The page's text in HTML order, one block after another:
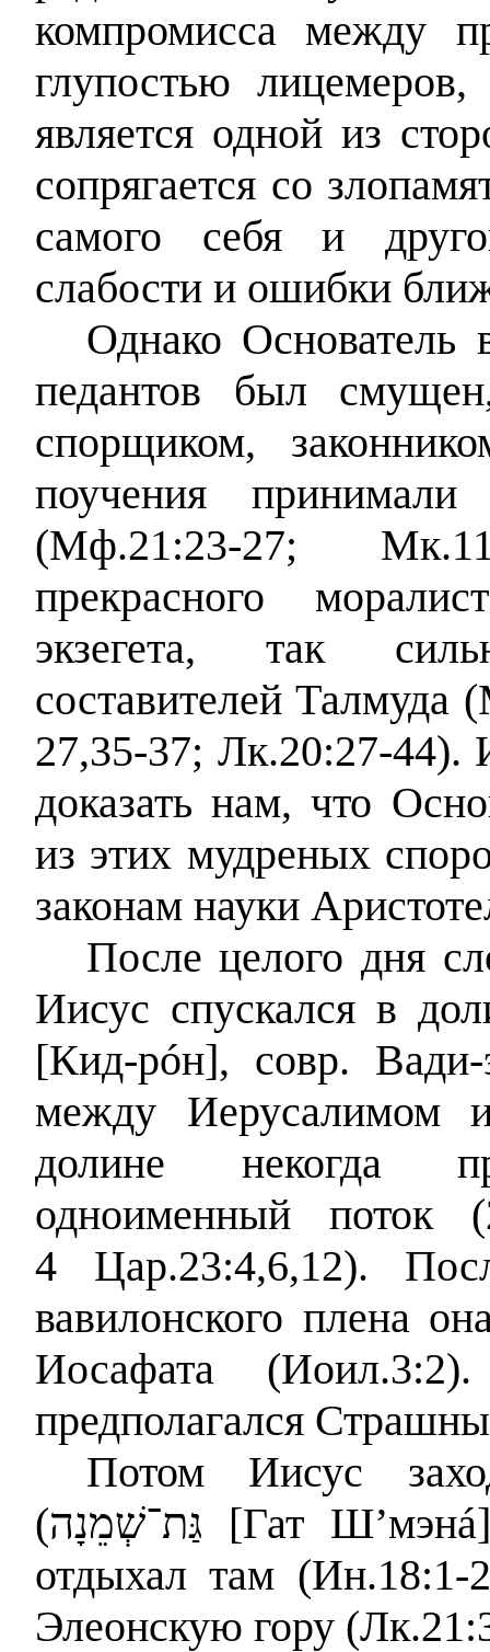
компромисса между
глупостью
является одной из
сопрягается со
самого себя и
слабости и ошибки
Однако Основатель
педантов был
спорщиком,
поучения
(Мф.21:23-27;
прекрасного
экзегета, так
составителей
27,35-37; Лк.20:27-44).
доказать нам, что
из этих мудреных
законам науки
После целого дня
Иисус спускался в
[Кид-рóн], совр. Вади-
между Иерусалимом
долине некогда
одноименный поток
4 Цар.23:4,6,12).
вавилонского плена
Иосафата
предполагался
Потом Иисус
(גַּת־שְׁמֵנָה [Гат Ш’мэнá
отдыхал там
Элеонскую гору